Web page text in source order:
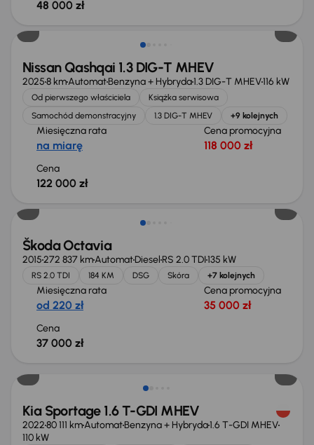
48 000 zł
Od nowego taniej o 36 775 zł
Nissan Qashqai 1.3 DIG-T MHEV
20258 kmAutomatBenzyna + Hybryda1.3 DIG-T MHEV116 kW
Od pierwszego właściciela
Książka serwisowa
Samochód demonstracyjny
1.3 DIG-T MHEV +9 kolejnych
Miesięczna rata
na miarę
Cena promocyjna
118 000 zł
Cena
122 000 zł
Škoda Octavia
2015272 837 kmAutomatDiesel RS 2.0 TDI135 kW
RS 2.0 TDI 184 KM DSG Skóra +7 kolejnych
Miesięczna rata
od 220 zł
Cena promocyjna
35 000 zł
Cena
37 000 zł
Kia Sportage 1.6 T-GDI MHEV
202280 111 kmAutomatBenzyna + Hybryda1.6 T-GDI MHEV
110 kW